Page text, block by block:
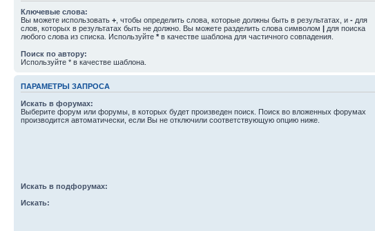
Ключевые слова:
Вы можете использовать + , чтобы определить слова, которые должны быть в результатах, и - для
слов, которых в результатах быть не должно. Вы можете разделить слова символом | для поиска
любого слова из списка. Используйте * в качестве шаблона для частичного совпадения.
Поиск по автору:
Используйте * в качестве шаблона.
ПАРАМЕТРЫ ЗАПРОСА
Искать в форумах:
Выберите форум или форумы, в которых будет произведен поиск. Поиск во вложенных форумах
производится автоматически, если Вы не отключили соответствующую опцию ниже.
Искать в подфорумах:
Искать: